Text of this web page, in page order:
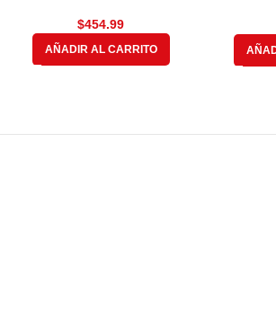
$
AÑADIR AL CARRITO